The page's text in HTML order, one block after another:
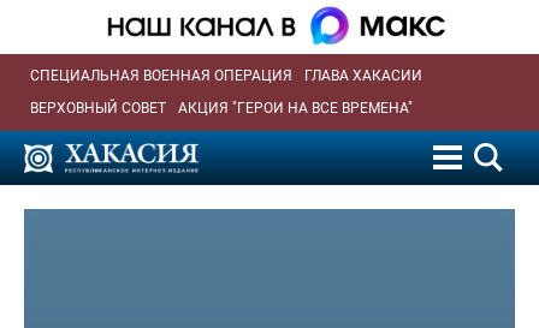
СПЕЦИАЛЬНАЯ ВОЕННАЯ ОПЕРАЦИЯ
ГЛАВА ХАКАСИИ
ВЕРХОВНЫЙ СОВЕТ
АКЦИЯ "ГЕРОИ НА ВСЕ ВРЕМЕНА"